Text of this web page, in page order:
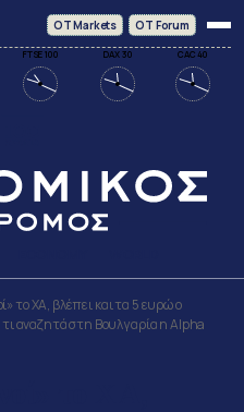
FTSE 100 DAX 30 CAC 40
ΟΤ Markets OT Forum
το ΧΑ, βλέπει και τα 5 ευρώ ο
αναζητά στη Βουλγαρία η Alpha